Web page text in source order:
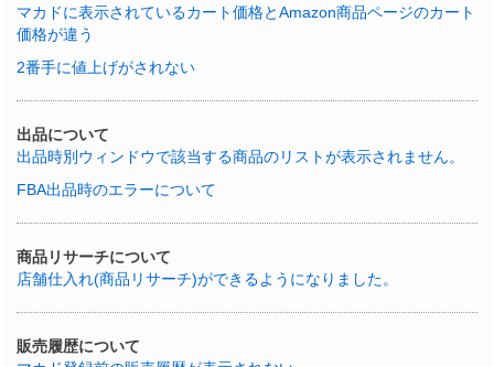
マカドに表示されているカート価格とAmazon商品ページのカート
価格が違う
2番手に値上げがされない
出品について
出品時別ウィンドウで該当する商品のリストが表示されません。
FBA出品時のエラーについて
商品リサーチについて
店舗仕入れ(商品リサーチ)ができるようになりました。
販売履歴について